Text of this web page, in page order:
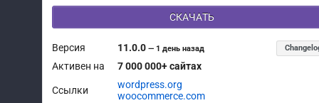
СКАЧАТЬ
Версия 11.0.0— 1 день назад
Активен на 7 000 000+ сайтах
Ссылки
wordpress.org
woocommerce.com